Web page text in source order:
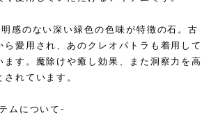
感のない深い緑色の色味が特徴の石。古
ら愛用され、あのクレオパトラも着用して
ます。魔除けや癒し効果、また洞察力を高
れています。
ムについて-